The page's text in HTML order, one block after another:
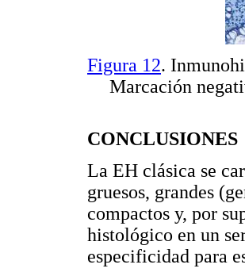
Figura 12.
Marcación
CONCLUSIONES
La EH clásica se
gruesos, grandes
compactos y, por
histológico en un
especificidad para